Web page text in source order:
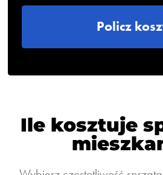
Policz
Ile kosztuje